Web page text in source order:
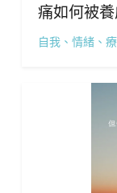
痛如何被
自我、情緒、